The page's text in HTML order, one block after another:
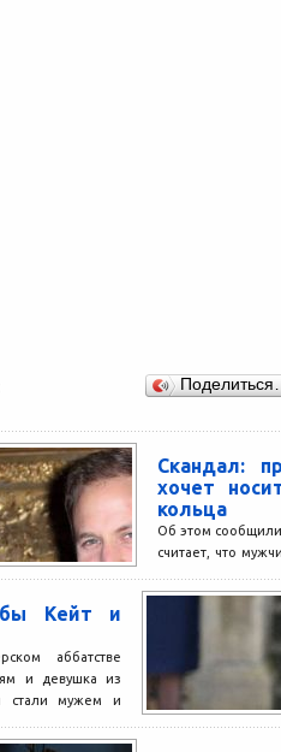
Скандал:
хочет
кольца
Об этом
считает, что
принцессу Кейт
Кейт и
аббатстве
и девушка из
стали мужем и